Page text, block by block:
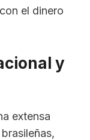
el dinero
y
extensa